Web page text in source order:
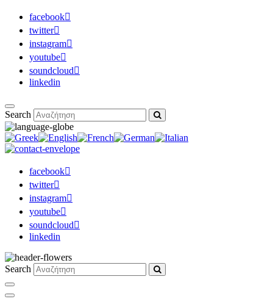
facebook
twitter
instagram
youtube
soundcloud
linkedin
Search
facebook
twitter
instagram
youtube
soundcloud
linkedin
Search